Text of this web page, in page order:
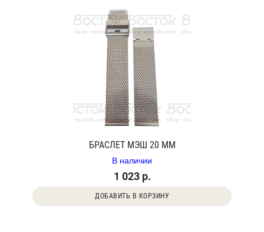
БРАСЛЕТ МЭШ 20 ММ
В наличии
1 023 р.
ДОБАВИТЬ В КОРЗИНУ